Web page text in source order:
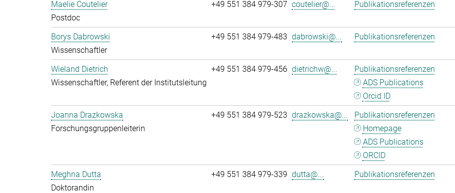
Maelie Coutelier
Postdoc
+49 551 384 979-307 coutelier@... Publikationsreferenzen
Borys Dabrowski
Wissenschaftler
+49 551 384 979-483 dabrowski@... Publikationsreferenzen
Wieland Dietrich
Wissenschaftler, Referent der Institutsleitung
+49 551 384 979-456 dietrichw@...
Publikationsreferenzen
ADS Publications
Orcid ID
Joanna Drazkowska
Forschungsgruppenleiterin
+49 551 384 979-523 drazkowska@...
Publikationsreferenzen
Homepage
ADS Publications
ORCID
Meghna Dutta
Doktorandin
+49 551 384 979-339 dutta@... Publikationsreferenzen